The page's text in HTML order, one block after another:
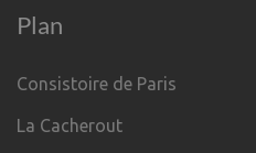
Plan
Consistoire de Paris
La Cacherout